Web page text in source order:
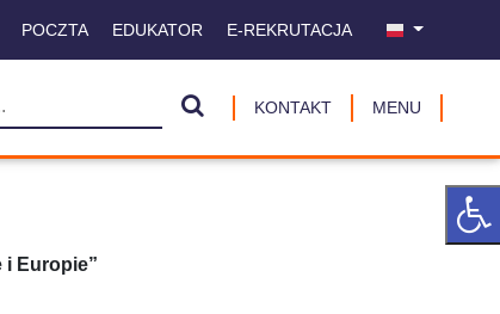
POCZTA EDUKATOR E-REKRUTACJA
KONTAKT MENU
i Europie”